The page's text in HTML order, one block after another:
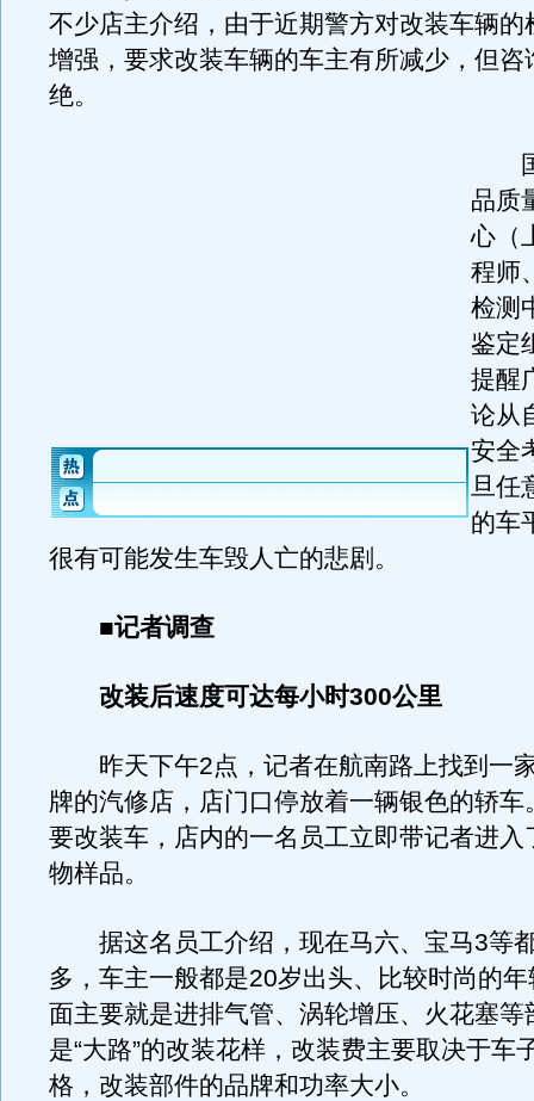
不少店主介绍，由于近期警方对改装车辆的
增强，要求改装车辆的车主有所减少，但咨
绝。
国
品质
心（
程师
检测
鉴定
提醒
论从
安全
旦任
的车
很有可能发生车毁人亡的悲剧。
■记者调查
改装后速度可达每小时300公里
昨天下午2点，记者在航南路上找到一家
牌的汽修店，店门口停放着一辆银色的轿车
要改装车，店内的一名员工立即带记者进入
物样品。
据这名员工介绍，现在马六、宝马3等
多，车主一般都是20岁出头、比较时尚的
面主要就是进排气管、涡轮增压、火花塞等
是“大路”的改装花样，改装费主要取决于车
格，改装部件的品牌和功率大小。